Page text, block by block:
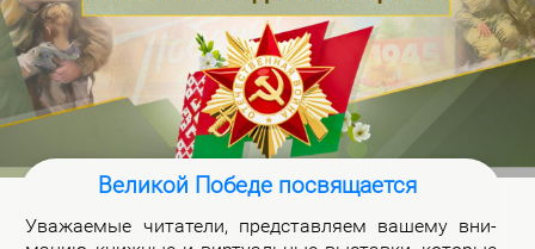
Великой Победе посвящается
Ува­жа­е­мые чи­та­те­ли, пред­став­ля­ем ва­ше­му вни­